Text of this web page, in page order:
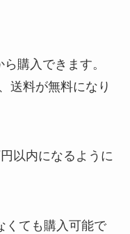
購入できます。
送料が無料になり
以内になるように
くても購入可能で